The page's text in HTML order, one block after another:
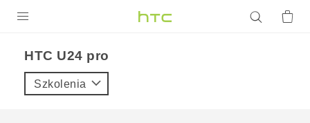
VIVE
HTC U24 pro‎
Szkolenia